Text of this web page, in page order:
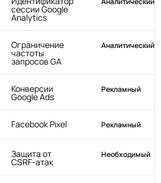
сессии Google
Analytics
Ограничение
частоты
запросов GA
Аналитический
Конверсии
Google Ads
Рекламный
Facebook Pixel Рекламный
Защита от
CSRF-атак
Необходимый